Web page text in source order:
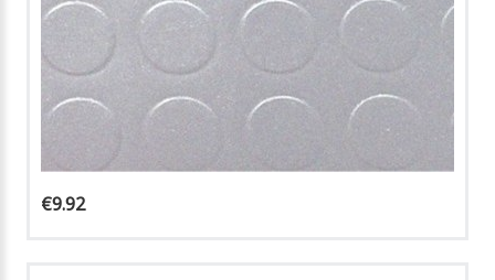
€9.92